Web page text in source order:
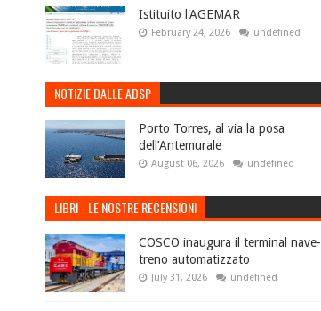
Istituito l'AGEMAR
February 24, 2026 undefined
NOTIZIE DALLE ADSP
Porto Torres, al via la posa
dell’Antemurale
August 06, 2026 undefined
LIBRI - LE NOSTRE RECENSIONI
COSCO inaugura il terminal nave-
treno automatizzato
July 31, 2026 undefined